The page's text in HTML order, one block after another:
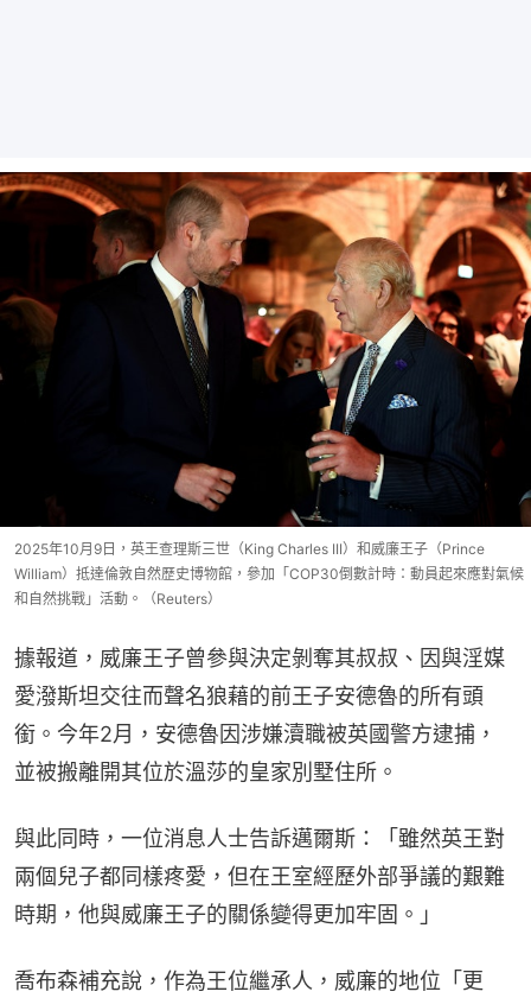
2025年10月9日，英王查理斯三世（King Charles III）和威廉王子（Prince
William）抵達倫敦自然歷史博物館，參加「COP30倒數計時：動員起來應對氣候
和自然挑戰」活動。（Reuters）
據報道，威廉王子曾參與決定剝奪其叔叔、因與淫媒
愛潑斯坦交往而聲名狼藉的前王子安德魯的所有頭
銜。今年2月，安德魯因涉嫌瀆職被英國警方逮捕，
並被搬離開其位於溫莎的皇家別墅住所。
與此同時，一位消息人士告訴邁爾斯：「雖然英王對
兩個兒子都同樣疼愛，但在王室經歷外部爭議的艱難
時期，他與威廉王子的關係變得更加牢固。」
喬布森補充說，作為王位繼承人，威廉的地位「更